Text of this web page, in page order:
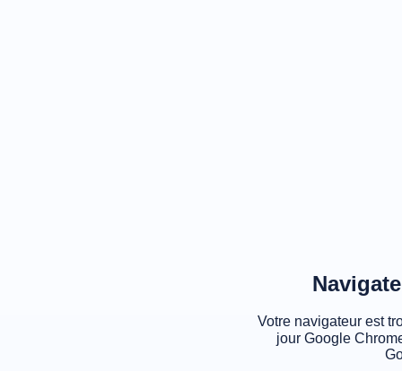
Votre navigateur est
jour Google